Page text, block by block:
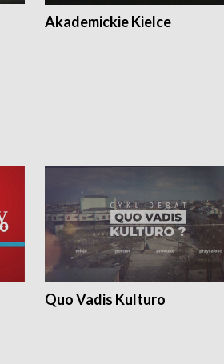
Akademickie Kielce
Quo Vadis Kulturo